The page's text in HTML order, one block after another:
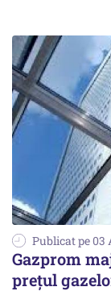
Publicat pe 03
Gazprom
prețul